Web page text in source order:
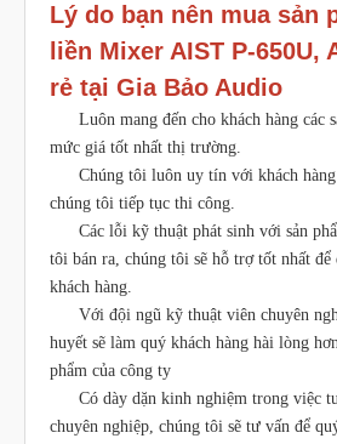
Lý do bạn nên mua sản
liền Mixer AIST P-650U,
rẻ tại Gia Bảo Audio
Luôn mang đến cho khách hàng các
mức giá tốt nhất thị trường.
Chúng tôi luôn uy tín với khách hàng
chúng tôi tiếp tục thi công.
Các lỗi kỹ thuật phát sinh với sản
tôi bán ra, chúng tôi sẽ hỗ trợ tốt nhất để
khách hàng.
Với đội ngũ kỹ thuật viên chuyên
huyết sẽ làm quý khách hàng hài lòng
phẩm của công ty
Có dày dặn kinh nghiệm trong việc tư
chuyên nghiệp, chúng tôi sẽ tư vấn để